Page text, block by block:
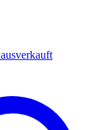
ausverkauft